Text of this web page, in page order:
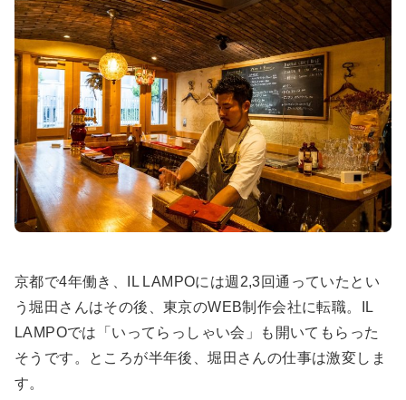
京都で4年働き、IL LAMPOには週2,3回通っていたとい
う堀田さんはその後、東京のWEB制作会社に転職。IL
LAMPOでは「いってらっしゃい会」も開いてもらった
そうです。ところが半年後、堀田さんの仕事は激変しま
す。